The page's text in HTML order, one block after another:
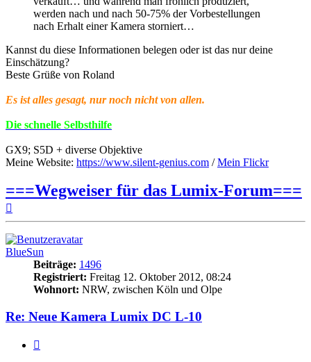
werden nach und nach 50-75% der Vorbestellungen
nach Erhalt einer Kamera storniert…
Kannst du diese Informationen belegen oder ist das nur deine
Einschätzung?
Beste Grüße von Roland
Es ist alles gesagt, nur noch nicht von allen.
Die schnelle Selbsthilfe
GX9; S5D + diverse Objektive
Meine Website: https://www.silent-genius.com /Mein Flickr
===Wegweiser für das Lumix-Forum===
BlueSun
Beiträge: 1496
Registriert: Freitag 12. Oktober 2012, 08:24
Wohnort: NRW, zwischen Köln und Olpe
Re: Neue Kamera Lumix DC L-10